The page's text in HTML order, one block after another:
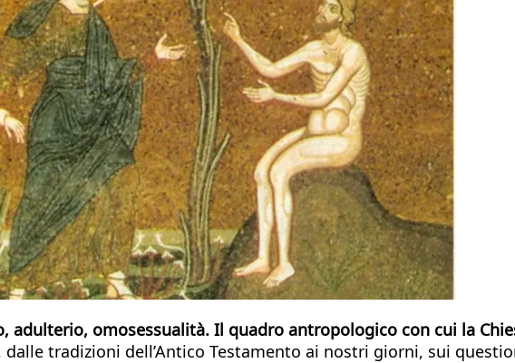
adulterio, omosessualità. Il quadro antropologico con cui la
dalle tradizioni dell’Antico Testamento ai nostri giorni, sui